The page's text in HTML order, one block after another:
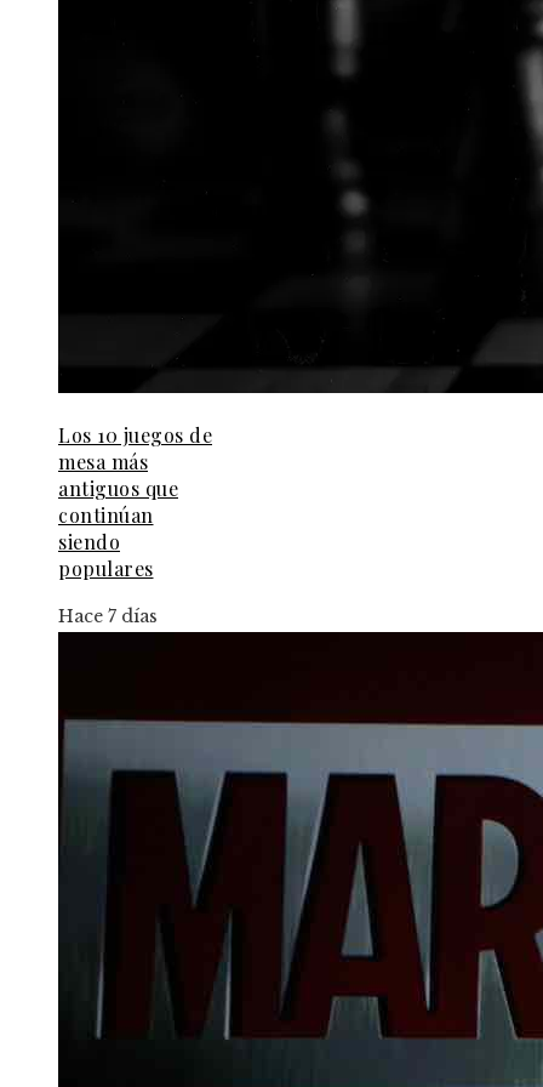
Los 10 juegos de
mesa más
antiguos que
continúan
siendo
populares
Hace 7 días